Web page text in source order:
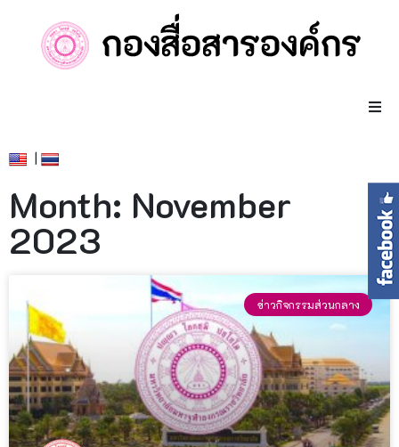
|
Month: November
2023
ข่าวกิจกรรมส่วนกลาง